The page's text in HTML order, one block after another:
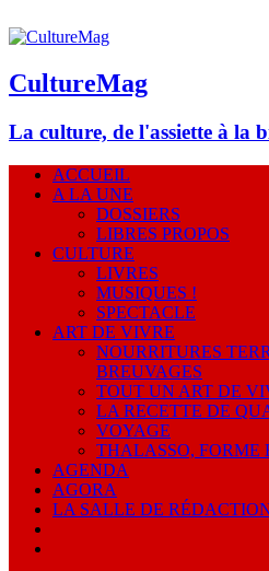
CultureMag
La culture, de l'assiette à la
ACCUEIL
A LA UNE
DOSSIERS
LIBRES PROPOS
CULTURE
LIVRES
MUSIQUES !
SPECTACLE
ART DE VIVRE
NOURRITURES
BREUVAGES
TOUT UN ART DE
LA RECETTE DE
VOYAGE
THALASSO, FORME
AGENDA
AGORA
LA SALLE DE